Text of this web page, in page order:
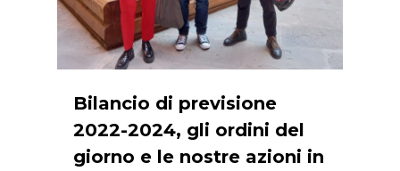
Bilancio di previsione
2022-2024, gli ordini del
giorno e le nostre azioni in